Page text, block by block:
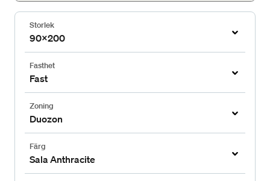
Storlek
90x200
Fasthet
Fast
Zoning
Duozon
Färg
Sala Anthracite